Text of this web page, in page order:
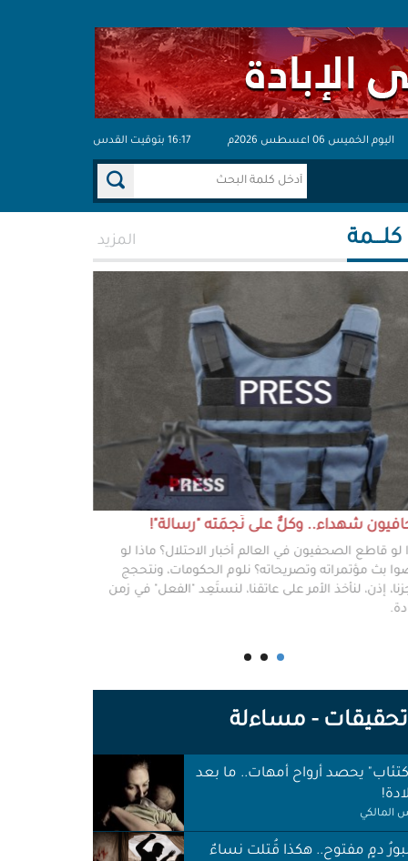
اليوم الخميس 06 اعسطس 2026م 16:17 بتوقيت القدس
كلـــمة المزيد
شهداء.. وكلٌّ على نَجمَته "رسالة"!
لو قاطع الصحفيون في العالم أخبار الاحتلال؟ ماذا لو
بث مؤتمراته وتصريحاته؟ نلوم الحكومات، ونتحجج
إذن، لنأخذ الأمر على عاتقنا، لنستَعِد "الفعل" في زمن
تحقيقات - مساءلة
يحصد أرواح أمهات.. ما بعد
المالكي
دمٍ مفتوح.. هكذا قُتلت نساءٌ